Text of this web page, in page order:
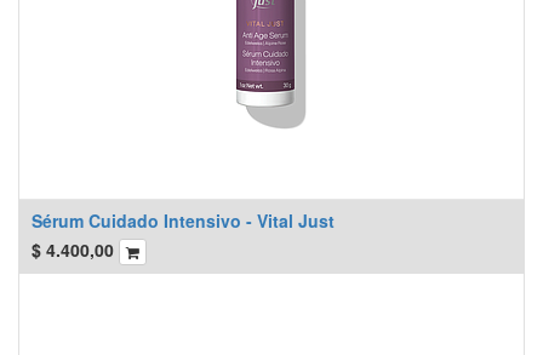
Sérum Cuidado Intensivo - Vital Just
$ 4.400,00